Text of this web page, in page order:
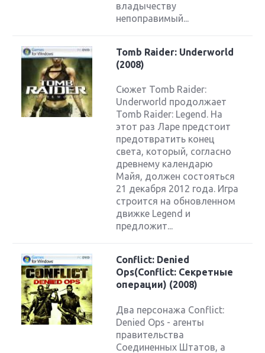
владычеству
непоправимый...
Tomb Raider: Underworld
(2008)
Сюжет Tomb Raider:
Underworld продолжает
Tomb Raider: Legend. На
этот раз Ларе предстоит
предотвратить конец
света, который, согласно
древнему календарю
Майя, должен состояться
21 декабря 2012 года. Игра
строится на обновленном
движке Legend и
предложит...
Conflict: Denied
Ops(Conflict: Секретные
операции) (2008)
Два персонажа Conflict:
Denied Ops - агенты
правительства
Соединенных Штатов, а